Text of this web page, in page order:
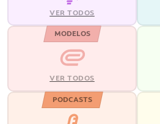
VER TODOS
MODELOS
VER TODOS
PODCASTS